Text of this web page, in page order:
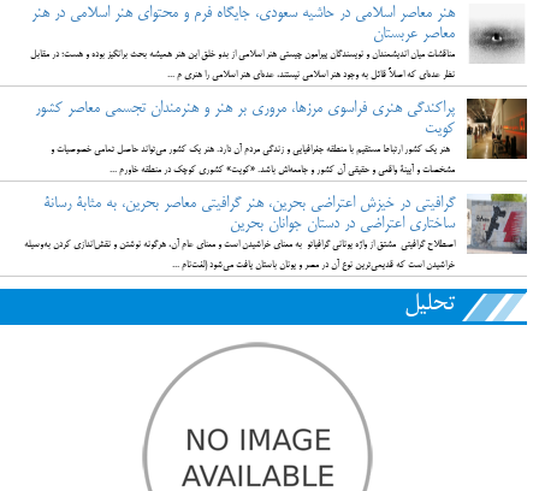
هنر معاصر اسلامی در حاشیه سعودی، جایگاه فرم و محتوای هنر اسلامی در هنر
معاصر عربستان
مناقشات میان اندیشمندان و نویسندگان پیرامون چیستی هنر اسلامی از بدو خلق این هنر همیشه بحث برانگیز بوده و هست؛ در مقابل
نظر عده‌ای که اصلاً قائل به وجود هنر اسلامی نیستند، عده‌ای هنر اسلامی را هنری م ...
پراکندگی هنری فراسوی مرزها، مروری بر هنر و هنرمندان تجسمی معاصر کشور
کویت
هنر یک کشور ارتباط مستقیم با منطقه جغرافیایی و زندگی مردم آن دارد. هنر یک کشور می‌تواند حاصل تمامی خصوصیات و
مشخصات و آیینۀ واقعی و حقیقی آن کشور و جامعه‌اش باشد. «کویت» کشوری کوچک در منطقه خاورم ...
گرافیتی در خیزش اعتراضی بحرین، هنر گرافیتی معاصر بحرین، به مثابۀ رسانۀ
ساختاری اعتراضی در دستان جوانان بحرین
اصطلاح گرافیتی مشتق از واژه یونانی گرافیاتو به معنای خراشیدن است و معنای عام آن، هرگونه نوشتن و نقش‌اندازی کردن به‌وسیله
خراشیدن است که قدیمی‌ترین نوع آن در مصر و یونان باستان یافت می‌شود (لغت‌نام ...
تحلیل